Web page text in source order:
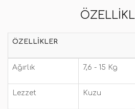
ÖZELLIKLER
Ağırlık 7,6 - 15 Kg
Lezzet Kuzu